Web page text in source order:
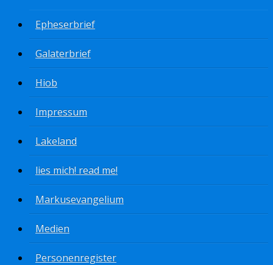
Epheserbrief
Galaterbrief
Hiob
Impressum
Lakeland
lies mich! read me!
Markusevangelium
Medien
Personenregister